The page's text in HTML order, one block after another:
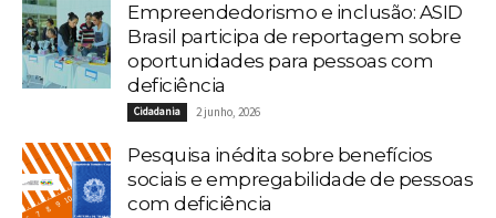
Empreendedorismo e inclusão: ASID
Brasil participa de reportagem sobre
oportunidades para pessoas com
deficiência
Cidadania 2 junho, 2026
Pesquisa inédita sobre benefícios
sociais e empregabilidade de pessoas
com deficiência